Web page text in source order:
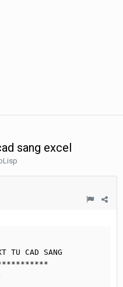
sang excel
CAD SANG